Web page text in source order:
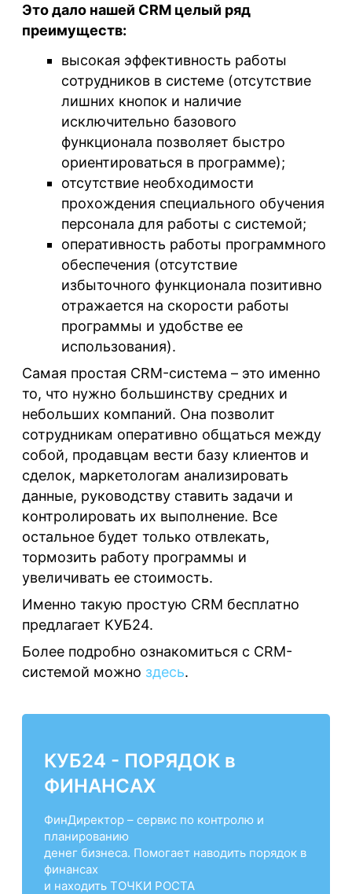
Это дало нашей CRM целый ряд
преимуществ:
высокая эффективность работы
сотрудников в системе (отсутствие
лишних кнопок и наличие
исключительно базового
функционала позволяет быстро
ориентироваться в программе);
отсутствие необходимости
прохождения специального обучения
персонала для работы с системой;
оперативность работы программного
обеспечения (отсутствие
избыточного функционала позитивно
отражается на скорости работы
программы и удобстве ее
использования).
Самая простая CRM-система – это именно
то, что нужно большинству средних и
небольших компаний. Она позволит
сотрудникам оперативно общаться между
собой, продавцам вести базу клиентов и
сделок, маркетологам анализировать
данные, руководству ставить задачи и
контролировать их выполнение. Все
остальное будет только отвлекать,
тормозить работу программы и
увеличивать ее стоимость.
Именно такую простую CRM бесплатно
предлагает КУБ24.
Более подробно ознакомиться с CRM-
системой можно здесь.
КУБ24 - ПОРЯДОК в
ФИНАНСАХ
ФинДиректор – сервис по контролю и
планированию
денег бизнеса. Помогает наводить порядок в
финансах
и находить ТОЧКИ РОСТА